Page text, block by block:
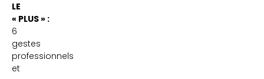
LE
« PLUS » :
6
gestes
professionnels
et